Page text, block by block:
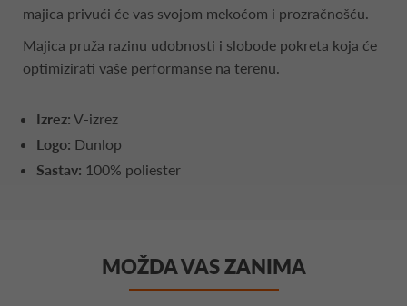
majica privući će vas svojom mekoćom i prozračnošću.
Majica pruža razinu udobnosti i slobode pokreta koja će
optimizirati vaše performanse na terenu.
Izrez: V-izrez
Logo: Dunlop
Sastav: 100% poliester
MOŽDA VAS ZANIMA